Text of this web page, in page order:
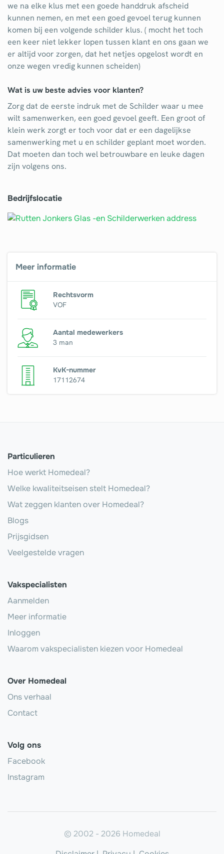
we na elke klus met een goede handdruk afscheid
kunnen nemen, en met een goed gevoel terug kunnen
komen bij een volgende schilder klus. ( mocht het toch
een keer niet lekker lopen tussen klant en ons gaan we
er altijd voor zorgen, dat het netjes opgelost wordt en
onze wegen vredig kunnen scheiden)
Wat is uw beste advies voor klanten?
Zorg dat de eerste indruk met de Schilder waar u mee
wilt samenwerken, een goed gevoel geeft. Een groot of
klein werk zorgt er toch voor dat er een dagelijkse
samenwerking met u en schilder geplant moet worden.
Dat moeten dan toch wel betrouwbare en leuke dagen
zijn volgens ons.
Bedrijfslocatie
Meer informatie
Rechtsvorm
VOF
Aantal medewerkers
3 man
KvK-nummer
17112674
Particulieren
Hoe werkt Homedeal?
Welke kwaliteitseisen stelt Homedeal?
Wat zeggen klanten over Homedeal?
Blogs
Prijsgidsen
Veelgestelde vragen
Vakspecialisten
Aanmelden
Meer informatie
Inloggen
Waarom vakspecialisten kiezen voor Homedeal
Over Homedeal
Ons verhaal
Contact
Volg ons
Facebook
Instagram
© 2002 - 2026 Homedeal